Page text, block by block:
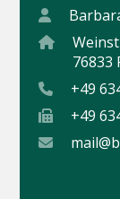
76833
+49
+49